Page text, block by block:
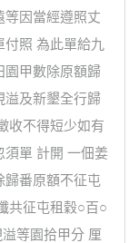
等因當經遵照丈
付照 為此單給九
園甲數除原額歸
溢及新墾全行歸
收不得短少如有
須單 計開 一佃姜
歸番原額不征屯
共征屯租穀○百○
等園拾甲分 厘